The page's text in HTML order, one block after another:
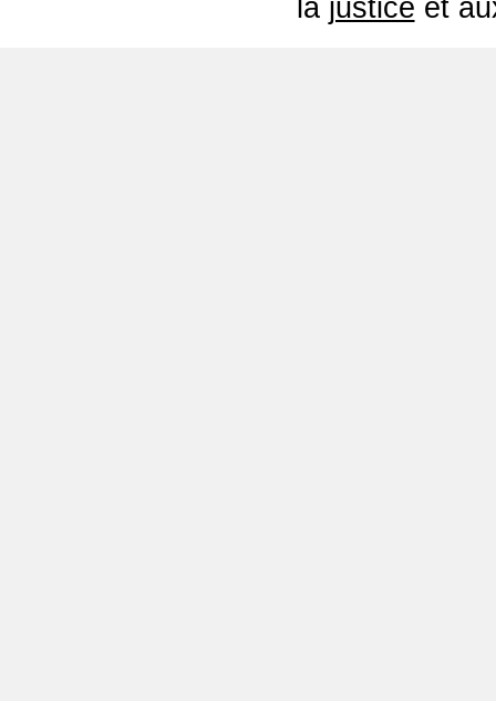
la justice et